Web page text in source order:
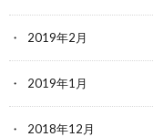
2019年2月
2019年1月
2018年12月